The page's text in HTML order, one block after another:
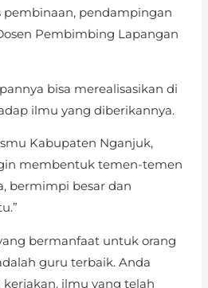
pembinaan, pendampingan
Pembimbing Lapangan
bisa merealisasikan di
ilmu yang diberikannya.
Kabupaten Nganjuk,
membentuk temen-temen
bermimpi besar dan
bermanfaat untuk orang
guru terbaik. Anda
ilmu yang telah